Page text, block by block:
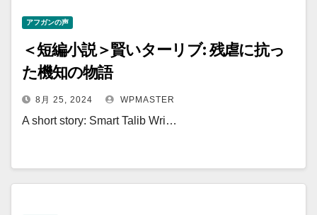
アフガンの声
＜短編小説＞賢いターリブ: 残虐に抗っ
た機知の物語
8月 25, 2024 WPMASTER
A short story: Smart Talib Wri…